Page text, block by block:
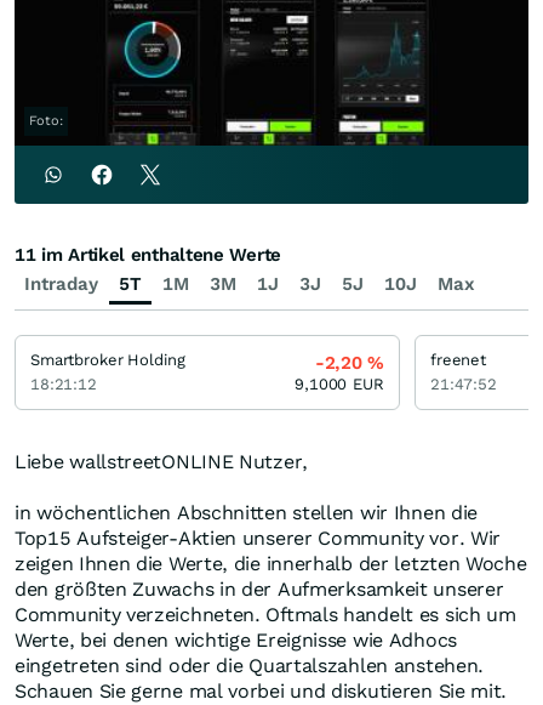
Foto:
Liebe wallstreetONLINE Nutzer,
in wöchentlichen Abschnitten stellen wir Ihnen die
Top15 Aufsteiger-Aktien unserer Community vor. Wir
zeigen Ihnen die Werte, die innerhalb der letzten Woche
den größten Zuwachs in der Aufmerksamkeit unserer
Community verzeichneten. Oftmals handelt es sich um
Werte, bei denen wichtige Ereignisse wie Adhocs
eingetreten sind oder die Quartalszahlen anstehen.
Schauen Sie gerne mal vorbei und diskutieren Sie mit.
Intraday 5T 1M 3M 1J 3J 5J 10J Max
11 im Artikel enthaltene Werte
Smartbroker Holding
18:21:12
-2,20%
9,1000 EUR
freenet
21:47:52